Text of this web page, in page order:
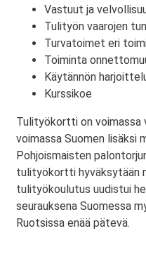
Vastuut ja
Tulityön vaarojen
Turvatoimet eri
Toiminta
Käytännön
Kurssikoe
Tulityökortti on
voimassa Suomen lisäksi
Pohjoismaisten
tulityökortti hyväksytään
tulityökoulutus uudistui
seurauksena Suomessa
Ruotsissa enää pätevä.